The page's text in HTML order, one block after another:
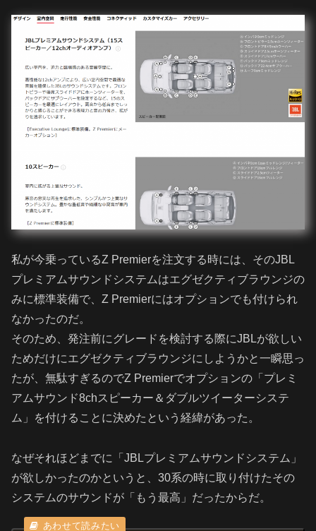
私が今乗っているZ Premierを注文する時には、そのJBL
プレミアムサウンドシステムはエグゼクティブラウンジの
みに標準装備で、Z Premierにはオプションでも付けられ
なかったのだ。
そのため、発注前にグレードを検討する際にJBLが欲しい
ためだけにエグゼクティブラウンジにしようかと一瞬思っ
たが、無駄すぎるのでZ Premierでオプションの「プレミ
アムサウンド8chスピーカー＆ダブルツイーターシステ
ム」を付けることに決めたという経緯があった。
なぜそれほどまでに「JBLプレミアムサウンドシステム」
が欲しかったのかというと、30系の時に取り付けたその
システムのサウンドが「もう最高」だったからだ。